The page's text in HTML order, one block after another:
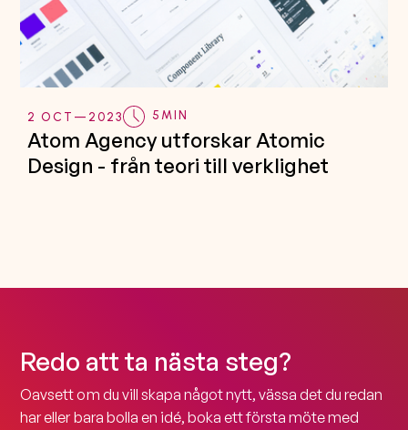
2 OCT — 2023 5 MIN
Atom Agency utforskar Atomic
Design - från teori till verklighet
Redo att ta nästa steg?
Oavsett om du vill skapa något nytt, vässa det du redan
har eller bara bolla en idé, boka ett första möte med